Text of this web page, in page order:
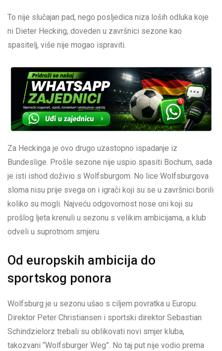
To nije slučajan pad, nego posljedica niza loših odluka koje
ni Dieter Hecking, doveden u završnici sezone kao
spasitelj, više nije mogao ispraviti.
Za Heckinga je ovo drugo uzastopno ispadanje iz
Bundeslige. Prošle sezone nije uspio spasiti Bochum, sada
je isti ishod doživio s Wolfsburgom. No lice Wolfsburgova
sloma nisu prije svega on i igrači koji su se u završnici borili
koliko su mogli. Najveću odgovornost nose oni koji su
prošlog ljeta krenuli u sezonu s velikim ambicijama, a klub
odveli u suprotnom smjeru.
Od europskih ambicija do
sportskog ponora
Wolfsburg je u sezonu ušao s ciljem povratka u Europu.
Direktor Peter Christiansen i sportski direktor Sebastian
Schindzielorz trebali su oblikovati novi smjer kluba,
takozvani “Wolfsburger Weg”. No taj put nije vodio prema